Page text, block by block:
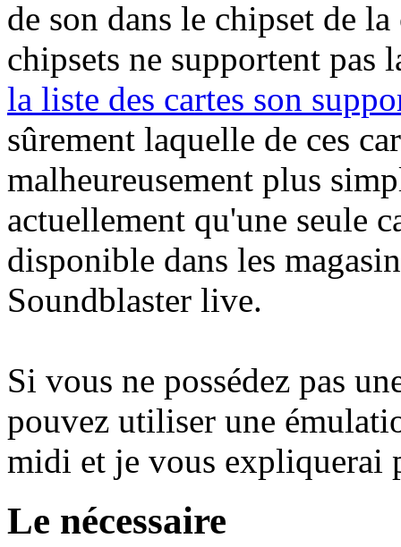
de son dans le chipset de
chipsets ne supportent pas
la liste des cartes son
sûrement laquelle de ces
malheureusement plus
actuellement qu'une seule
disponible dans les
Soundblaster live.
Si vous ne possédez pas
pouvez utiliser une
midi et je vous
Le nécessaire